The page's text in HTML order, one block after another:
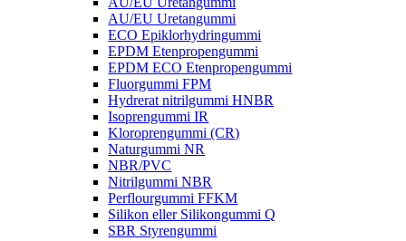
AU/EU Uretangummi
ECO Epiklorhydringummi
EPDM Etenpropengummi
EPDM ECO Etenpropengummi
Fluorgummi FPM
Hydrerat nitrilgummi HNBR
Isoprengummi IR
Kloroprengummi (CR)
Naturgummi NR
NBR/PVC
Nitrilgummi NBR
Perflourgummi FFKM
Silikon eller Silikongummi Q
SBR Styrengummi